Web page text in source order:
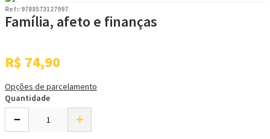
Ref:: 9788573127997
Família, afeto e finanças
R$ 74,90
Opções de parcelamento
Quantidade
＋
－